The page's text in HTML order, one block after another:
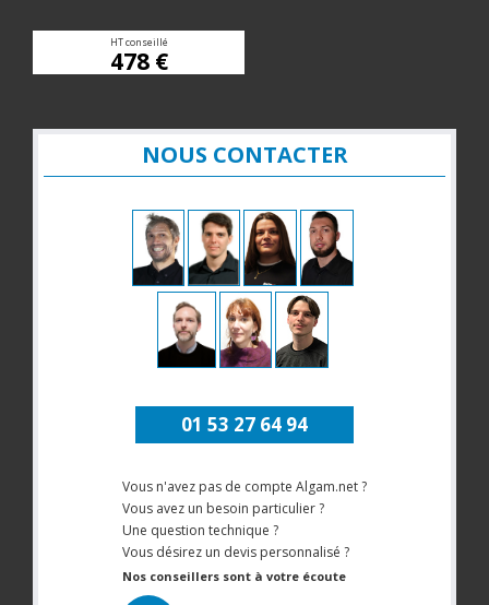
HT conseillé
478 €
NOUS CONTACTER
01 53 27 64 94
Vous n'avez pas de compte Algam.net ?
Vous avez un besoin particulier ?
Une question technique ?
Vous désirez un devis personnalisé ?
Nos conseillers sont à votre écoute